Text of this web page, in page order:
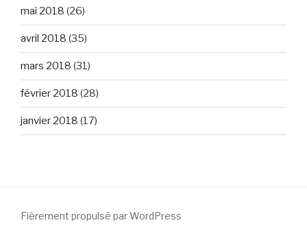
mai 2018 (26)
avril 2018 (35)
mars 2018 (31)
février 2018 (28)
janvier 2018 (17)
Fièrement propulsé par WordPress